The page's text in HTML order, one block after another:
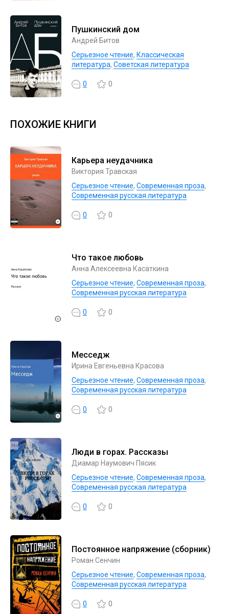
Пушкинский дом
Андрей Битов
Серьезное чтение, Классическая
литература, Советская литература
0 0
ПОХОЖИЕ КНИГИ
Карьера неудачника
Виктория Травская
Серьезное чтение, Современная проза,
Современная русская литература
0 0
Что такое любовь
Анна Алексеевна Касаткина
Серьезное чтение, Современная проза,
Современная русская литература
0 0
Месседж
Ирина Евгеньевна Красова
Серьезное чтение, Современная проза,
Современная русская литература
0 0
Люди в горах. Рассказы
Диамар Наумович Пясик
Серьезное чтение, Современная проза,
Современная русская литература
0 0
Постоянное напряжение (сборник)
Роман Сенчин
Серьезное чтение, Современная проза,
Современная русская литература
0 0